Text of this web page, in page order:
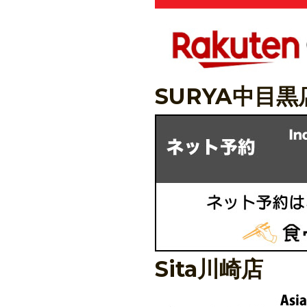
SURYA中目黒
Sita川崎店